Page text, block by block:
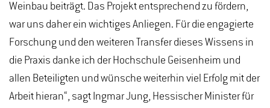
Weinbau beiträgt. Das Projekt entsprechend zu fördern,
war uns daher ein wichtiges Anliegen. Für die engagierte
Forschung und den weiteren Transfer dieses Wissens in
die Praxis danke ich der Hochschule Geisenheim und
allen Beteiligten und wünsche weiterhin viel Erfolg mit der
Arbeit hieran“, sagt Ingmar Jung, Hessischer Minister für